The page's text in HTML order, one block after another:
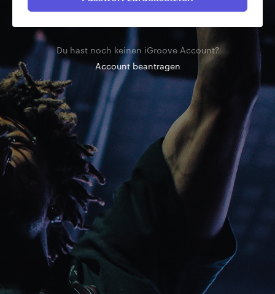
Du hast noch keinen iGroove Account?
Account beantragen